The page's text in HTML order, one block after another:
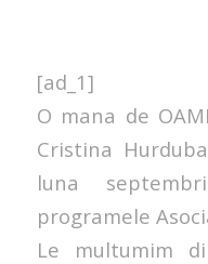
[ad_1]
O mana de
Cristina
luna
programele
Le multumim